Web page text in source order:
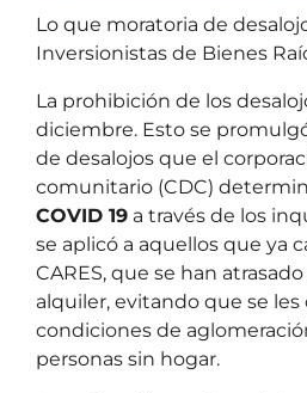
Lo que moratoria de
Inversionistas de Bienes
La prohibición de los
diciembre. Esto se
de desalojos que el
comunitario (CDC)
COVID 19 a través de los
se aplicó a aquellos que ya
CARES, que se han
alquiler, evitando que se
condiciones de
personas sin hogar.